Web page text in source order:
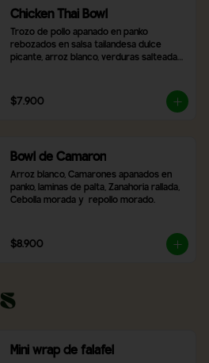
Chicken Thai Bowl
Trozo de pollo apanado en panko
rebozados en salsa tailandesa dulce
picante, arroz blanco, verduras salteadas,
$7.900
Bowl de Camaron
Arroz blanco, Camarones apanados en
panko, laminas de palta, Zanahoria rallada,
Cebolla morada y  repollo morado.
$8.900
Mini wrap de falafel